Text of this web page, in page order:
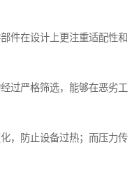
件在设计上更注重适配性和
过严格筛选，能够在恶劣工
，防止设备过热；而压力传